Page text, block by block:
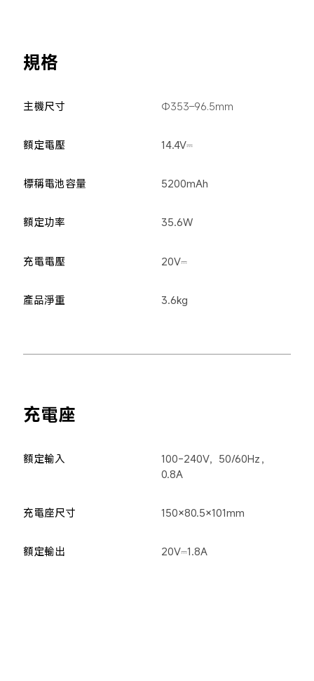
規格
主機尺寸 Φ353–96.5mm
額定電壓 14.4V⎓
標稱電池容量 5200mAh
額定功率 35.6W
充電電壓 20V⎓
產品淨重 3.6kg
充電座
額定輸入
100-240V，50/60Hz，
0.8A
充電座尺寸 150×80.5×101mm
額定輸出 20V⎓1.8A